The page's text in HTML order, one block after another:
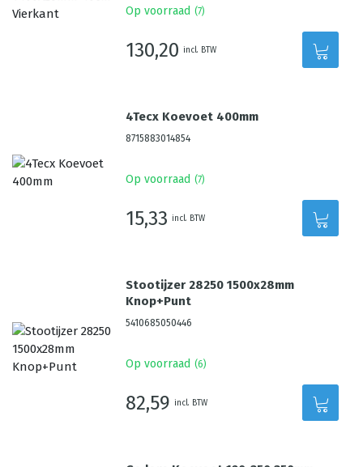
Op voorraad (7)
130,20 incl. BTW
4Tecx Koevoet 400mm
8715883014854
Op voorraad (7)
15,33 incl. BTW
Stootijzer 28250 1500x28mm
Knop+Punt
5410685050446
Op voorraad (6)
82,59 incl. BTW